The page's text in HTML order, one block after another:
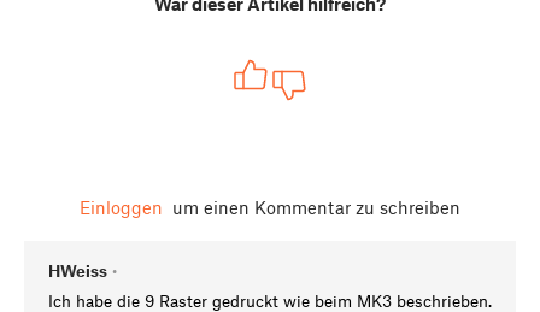
Einloggen um einen Kommentar zu schreiben
HWeiss •
Ich habe die 9 Raster gedruckt wie beim MK3 beschrieben.